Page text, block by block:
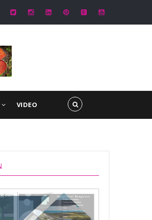
Dialogis dengan Warga Teluk Sepang, Himbau
VIDEO